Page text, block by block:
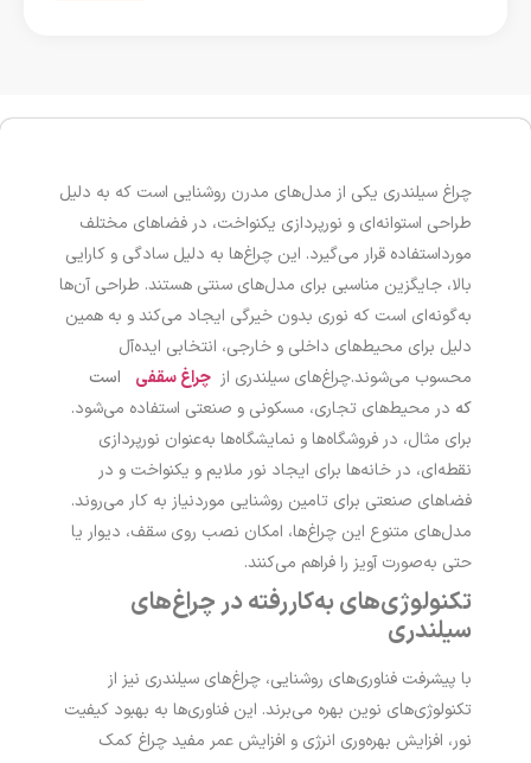
چراغ سیلندری یکی از مدل‌های مدرن روشنایی است که به دلیل
طراحی استوانه‌ای و نورپردازی یکنواخت، در فضاهای مختلف
مورداستفاده قرار می‌گیرد. این چراغ‌ها به دلیل سادگی و کارایی
بالا، جایگزین مناسبی برای مدل‌های سنتی هستند. طراحی آن‌ها
به‌گونه‌ای است که نوری بدون خیرگی ایجاد می‌کند و به همین
دلیل برای محیط‌های داخلی و خارجی، انتخابی ایده‌آل
محسوب می‌شوند.چراغ‌های سیلندری از چراغ سقفی
است
که در محیط‌های تجاری، مسکونی و صنعتی استفاده می‌شود.
برای مثال، در فروشگاه‌ها و نمایشگاه‌ها به‌عنوان نورپردازی
نقطه‌ای، در خانه‌ها برای ایجاد نور ملایم و یکنواخت و در
فضاهای صنعتی برای تامین روشنایی موردنیاز به کار می‌روند.
مدل‌های متنوع این چراغ‌ها، امکان نصب روی سقف، دیوار یا
حتی به‌صورت آویز را فراهم می‌کنند.
تکنولوژی‌های به‌کاررفته در چراغ‌های
سیلندری
با پیشرفت فناوری‌های روشنایی، چراغ‌های سیلندری نیز از
تکنولوژی‌های نوین بهره می‌برند. این فناوری‌ها به بهبود کیفیت
نور، افزایش بهره‌وری انرژی و افزایش عمر مفید چراغ کمک